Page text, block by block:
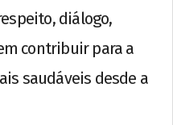
diálogo,
contribuir para a
saudáveis desde a